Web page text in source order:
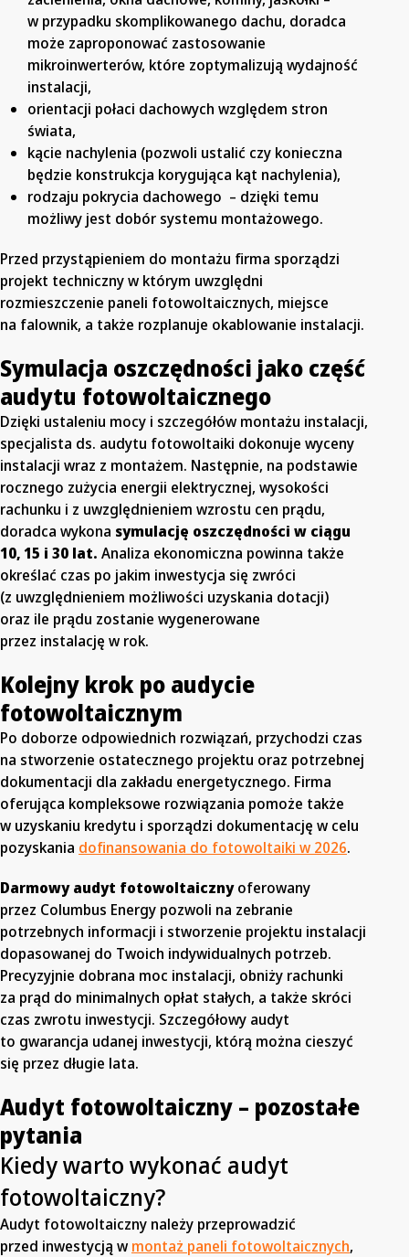
w przypadku skomplikowanego dachu, doradca
może zaproponować zastosowanie
mikroinwerterów, które zoptymalizują wydajność
instalacji,
orientacji połaci dachowych względem stron
świata,
kącie nachylenia (pozwoli ustalić czy konieczna
będzie konstrukcja korygująca kąt nachylenia),
rodzaju pokrycia dachowego – dzięki temu
możliwy jest dobór systemu montażowego.
Przed przystąpieniem do montażu firma sporządzi
projekt techniczny w którym uwzględni
rozmieszczenie paneli fotowoltaicznych, miejsce
na falownik, a także rozplanuje okablowanie instalacji.
Symulacja oszczędności jako część
audytu fotowoltaicznego
Dzięki ustaleniu mocy i szczegółów montażu instalacji,
specjalista ds. audytu fotowoltaiki dokonuje wyceny
instalacji wraz z montażem. Następnie, na podstawie
rocznego zużycia energii elektrycznej, wysokości
rachunku i z uwzględnieniem wzrostu cen prądu,
doradca wykona symulację oszczędności w ciągu
10, 15 i 30 lat. Analiza ekonomiczna powinna także
określać czas po jakim inwestycja się zwróci
(z uwzględnieniem możliwości uzyskania dotacji)
oraz ile prądu zostanie wygenerowane
przez instalację w rok.
Kolejny krok po audycie
fotowoltaicznym
Po doborze odpowiednich rozwiązań, przychodzi czas
na stworzenie ostatecznego projektu oraz potrzebnej
dokumentacji dla zakładu energetycznego. Firma
oferująca kompleksowe rozwiązania pomoże także
w uzyskaniu kredytu i sporządzi dokumentację w celu
pozyskania dofinansowania do fotowoltaiki w 2026.
Darmowy audyt fotowoltaicznyoferowany
przez Columbus Energy pozwoli na zebranie
potrzebnych informacji i stworzenie projektu instalacji
dopasowanej do Twoich indywidualnych potrzeb.
Precyzyjnie dobrana moc instalacji, obniży rachunki
za prąd do minimalnych opłat stałych, a także skróci
czas zwrotu inwestycji. Szczegółowy audyt
to gwarancja udanej inwestycji, którą można cieszyć
się przez długie lata.
Audyt fotowoltaiczny – pozostałe
pytania
Kiedy warto wykonać audyt
fotowoltaiczny?
Audyt fotowoltaiczny należy przeprowadzić
przed inwestycją w montaż paneli fotowoltaicznych,